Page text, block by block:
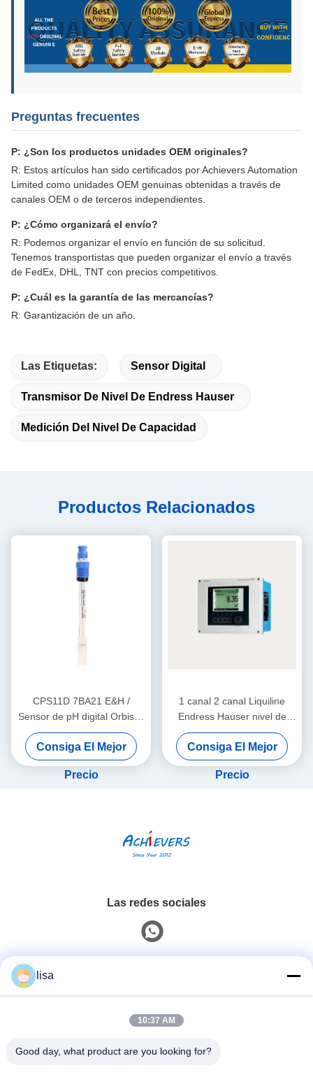
Preguntas frecuentes
P: ¿Son los productos unidades OEM originales?
R: Estos artículos han sido certificados por Achievers Automation
Limited como unidades OEM genuinas obtenidas a través de
canales OEM o de terceros independientes.
P: ¿Cómo organizará el envío?
R: Podemos organizar el envío en función de su solicitud.
Tenemos transportistas que pueden organizar el envío a través
de FedEx, DHL, TNT con precios competitivos.
P: ¿Cuál es la garantía de las mercancías?
R: Garantización de un año.
Las Etiquetas: Sensor Digital
Transmisor De Nivel De Endress Hauser
Medición Del Nivel De Capacidad
Productos Relacionados
CPS11D 7BA21 E&H /
Sensor de pH digital Orbisint
de vidrio PTFE de 12 mm
Endress Hauser Instruments
Consiga El Mejor
Precio
1 canal 2 canal Liquiline
Endress Hauser nivel de
transmisor CM442-
AAM1A2F010A+AK
Consiga El Mejor
Precio
Las redes sociales
0086-13828861501
lisa
10:37 AM
Good day, what product are you looking for?